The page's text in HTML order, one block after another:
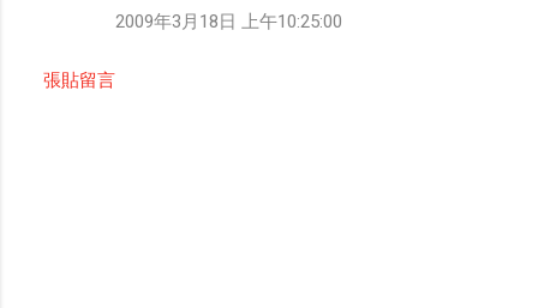
2009年3月18日 上午10:25:00
張貼留言